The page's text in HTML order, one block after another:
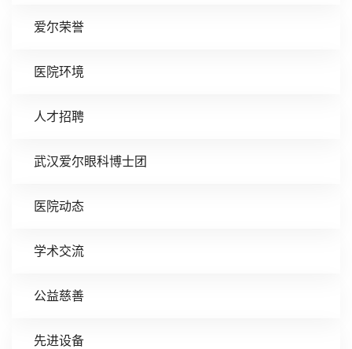
爱尔荣誉
医院环境
人才招聘
武汉爱尔眼科博士团
医院动态
学术交流
公益慈善
先进设备